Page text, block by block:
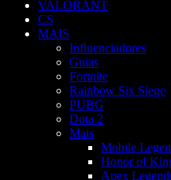
VALORANT
CS
MAIS
Influenciadores
Guias
Fortnite
Rainbow Six Siege
PUBG
Dota 2
Mais
Mobile
Honor of
Apex